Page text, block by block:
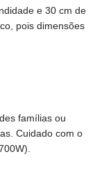
e 30 cm de
pois dimensões
famílias ou
Cuidado com o